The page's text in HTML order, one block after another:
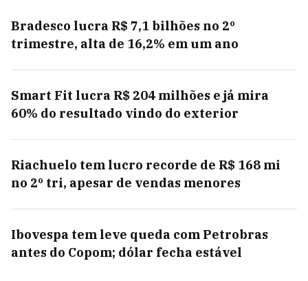
Bradesco lucra R$ 7,1 bilhões no 2º
trimestre, alta de 16,2% em um ano
Smart Fit lucra R$ 204 milhões e já mira
60% do resultado vindo do exterior
Riachuelo tem lucro recorde de R$ 168 mi
no 2º tri, apesar de vendas menores
Ibovespa tem leve queda com Petrobras
antes do Copom; dólar fecha estável